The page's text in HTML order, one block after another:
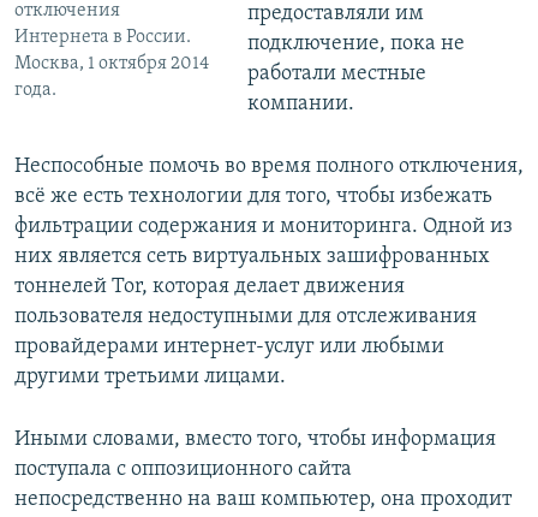
отключения
Интернета в России.
Москва, 1 октября 2014
года.
предоставляли им
подключение, пока не
работали местные
компании.
Неспособные помочь во время полного отключения,
всё же есть технологии для того, чтобы избежать
фильтрации содержания и мониторинга. Одной из
них является сеть виртуальных зашифрованных
тоннелей Tor, которая делает движения
пользователя недоступными для отслеживания
провайдерами интернет-услуг или любыми
другими третьими лицами.
Иными словами, вместо того, чтобы информация
поступала с оппозиционного сайта
непосредственно на ваш компьютер, она проходит